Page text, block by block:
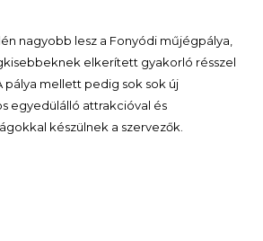
nagyobb lesz a Fonyódi műjégpálya,
elkerített gyakorló résszel
pálya mellett pedig sok sok új
egyedülálló attrakcióval és
készülnek a szervezők.